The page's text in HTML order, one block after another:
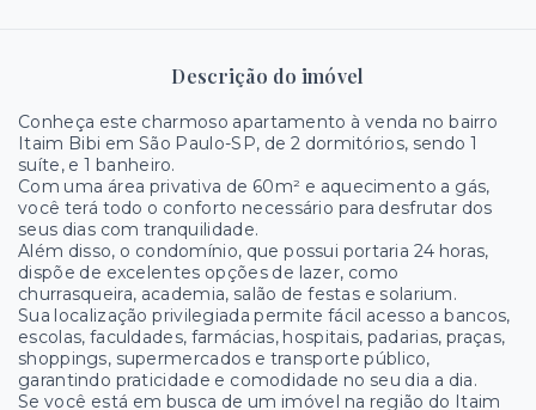
Descrição do imóvel
Conheça este charmoso apartamento à venda no bairro
Itaim Bibi em São Paulo-SP, de 2 dormitórios, sendo 1
suíte, e 1 banheiro.
Com uma área privativa de 60m² e aquecimento a gás,
você terá todo o conforto necessário para desfrutar dos
seus dias com tranquilidade.
Além disso, o condomínio, que possui portaria 24 horas,
dispõe de excelentes opções de lazer, como
churrasqueira, academia, salão de festas e solarium.
Sua localização privilegiada permite fácil acesso a bancos,
escolas, faculdades, farmácias, hospitais, padarias, praças,
shoppings, supermercados e transporte público,
garantindo praticidade e comodidade no seu dia a dia.
Se você está em busca de um imóvel na região do Itaim